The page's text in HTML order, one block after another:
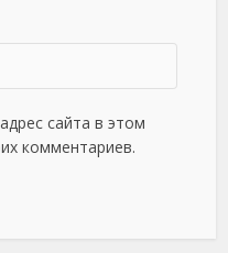
сайта в этом
комментариев.